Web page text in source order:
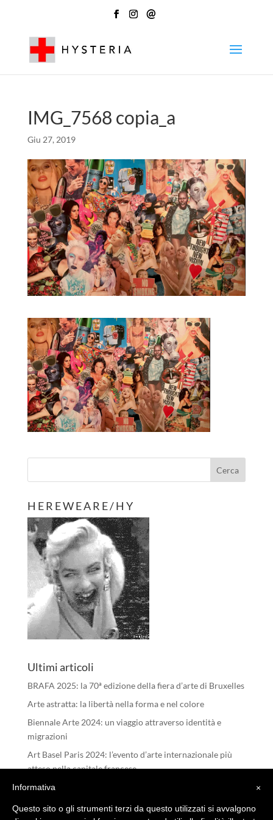
@
IMG_7568 copia_a
Giu 27, 2019
H E R E W E A R E / H Y
Ultimi articoli
BRAFA 2025: la 70ª edizione della fiera d’arte di Bruxelles
Arte astratta: la libertà nella forma e nel colore
Biennale Arte 2024: un viaggio attraverso identità e
migrazioni
Art Basel Paris 2024: l’evento d’arte internazionale più
atteso nella capitale francese
I RIFLESSI DELL’ANIMA – Michele Tombolini
×
Informativa
Questo sito o gli strumenti terzi da questo utilizzati si avvalgono